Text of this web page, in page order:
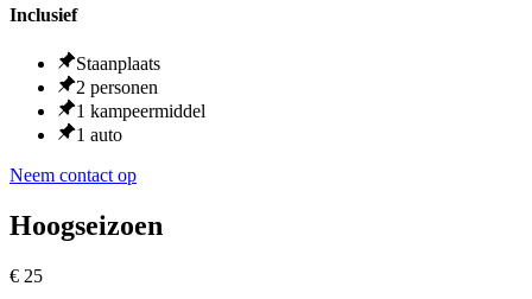
Inclusief
Staanplaats
2 personen
1 kampeermiddel
1 auto
Neem contact op
Hoogseizoen
€ 25